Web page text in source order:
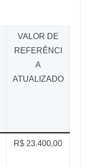
VALOR DE
REFERÊNCI
A
ATUALIZADO
R$ 23.400,00